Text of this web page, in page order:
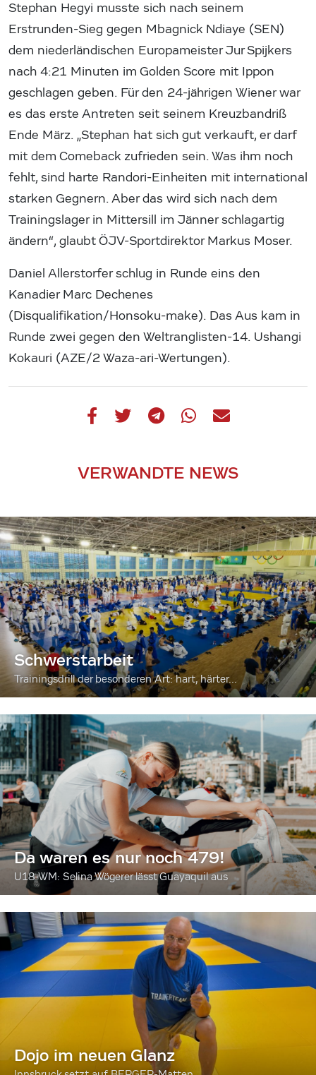
Stephan Hegyi musste sich nach seinem
Erstrunden-Sieg gegen Mbagnick Ndiaye (SEN)
dem niederländischen Europameister Jur Spijkers
nach 4:21 Minuten im Golden Score mit Ippon
geschlagen geben. Für den 24-jährigen Wiener war
es das erste Antreten seit seinem Kreuzbandriß
Ende März. „Stephan hat sich gut verkauft, er darf
mit dem Comeback zufrieden sein. Was ihm noch
fehlt, sind harte Randori-Einheiten mit international
starken Gegnern. Aber das wird sich nach dem
Trainingslager in Mittersill im Jänner schlagartig
ändern“, glaubt ÖJV-Sportdirektor Markus Moser.
Daniel Allerstorfer schlug in Runde eins den
Kanadier Marc Dechenes
(Disqualifikation/Honsoku-make). Das Aus kam in
Runde zwei gegen den Weltranglisten-14. Ushangi
Kokauri (AZE/2 Waza-ari-Wertungen).
VERWANDTE NEWS
Schwerstarbeit
Trainingsdrill der besonderen Art: hart, härter...
Da waren es nur noch 479!
U18-WM: Selina Wögerer lässt Guayaquil aus
Dojo im neuen Glanz